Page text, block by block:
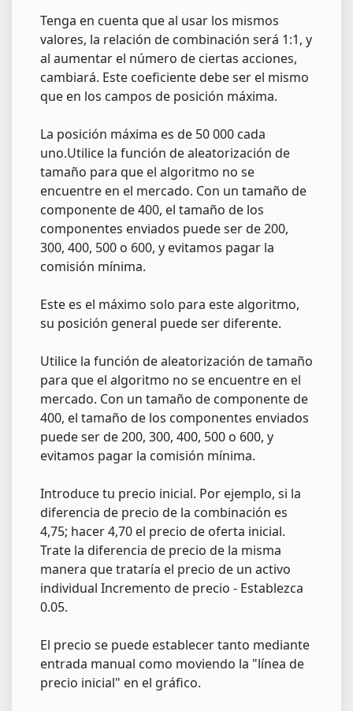
Tenga en cuenta que al usar los mismos
valores, la relación de combinación será 1:1, y
al aumentar el número de ciertas acciones,
cambiará. Este coeficiente debe ser el mismo
que en los campos de posición máxima.
La posición máxima es de 50 000 cada
uno.Utilice la función de aleatorización de
tamaño para que el algoritmo no se
encuentre en el mercado. Con un tamaño de
componente de 400, el tamaño de los
componentes enviados puede ser de 200,
300, 400, 500 o 600, y evitamos pagar la
comisión mínima.
Este es el máximo solo para este algoritmo,
su posición general puede ser diferente.
Utilice la función de aleatorización de tamaño
para que el algoritmo no se encuentre en el
mercado. Con un tamaño de componente de
400, el tamaño de los componentes enviados
puede ser de 200, 300, 400, 500 o 600, y
evitamos pagar la comisión mínima.
Introduce tu precio inicial. Por ejemplo, si la
diferencia de precio de la combinación es
4,75; hacer 4,70 el precio de oferta inicial.
Trate la diferencia de precio de la misma
manera que trataría el precio de un activo
individual Incremento de precio - Establezca
0.05.
El precio se puede establecer tanto mediante
entrada manual como moviendo la "línea de
precio inicial" en el gráfico.